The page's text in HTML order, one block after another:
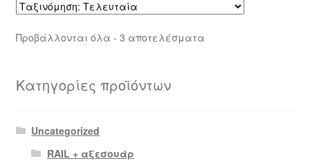
Προβάλλονται όλα - 3 αποτελέσματαSorted
Κατηγορίες προϊόντων
Uncategorized
RAIL + αξεσουάρ